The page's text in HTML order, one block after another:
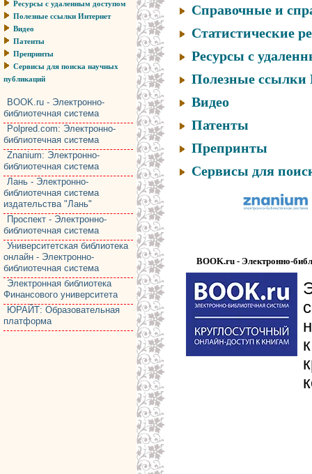
Ресурсы с удаленным доступом
Полезные ссылки Интернет
Видео
Патенты
Препринты
Сервисы для поиска научных
публикаций
BOOK.ru - Электронно-
библиотечная система
Polpred.com: Электронно-
библиотечная система
Znanium: Электронно-
библиотечная система
Лань - Электронно-
библиотечная система
издательства "Лань"
Проспект - Электронно-
библиотечная система
Университетская библиотека
онлайн - Электронно-
библиотечная система
Электронная библиотека
Финансового университета
ЮРАЙТ: Образовательная
платформа
Справочные и
Статистические
Ресурсы с
Полезные ссылки
Видео
Патенты
Препринты
Сервисы для
BOOK.ru - Электронно-